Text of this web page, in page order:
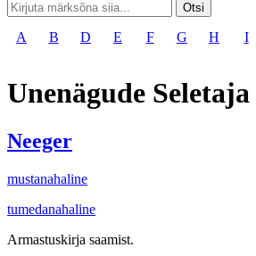
Otsi
A B D E F G H I
Unenägude
Neeger
mustanahaline
tumedanahaline
Armastuskirja saamist.